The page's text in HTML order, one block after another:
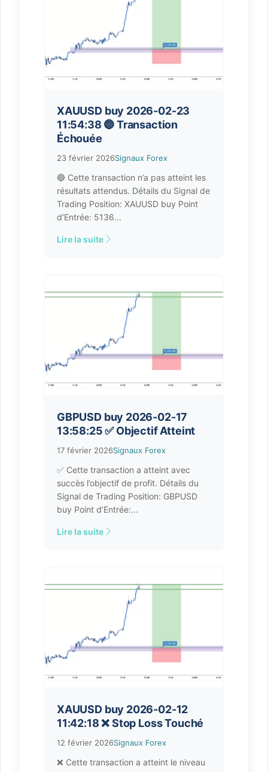
XAUUSD buy 2026-02-23
11:54:38 🔵 Transaction
Échouée
23 février 2026Signaux Forex
🔵 Cette transaction n’a pas atteint les
résultats attendus. Détails du Signal de
Trading Position: XAUUSD buy Point
d’Entrée: 5136...
Lire la suite
GBPUSD buy 2026-02-17
13:58:25 ✅ Objectif Atteint
17 février 2026Signaux Forex
✅ Cette transaction a atteint avec
succès l’objectif de profit. Détails du
Signal de Trading Position: GBPUSD
buy Point d’Entrée:...
Lire la suite
XAUUSD buy 2026-02-12
11:42:18 ❌ Stop Loss Touché
12 février 2026Signaux Forex
❌ Cette transaction a atteint le niveau